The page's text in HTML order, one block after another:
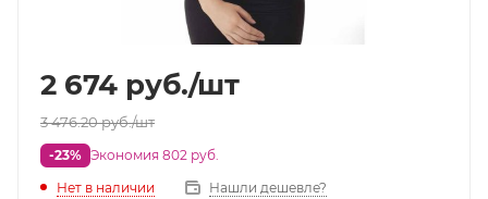
2 674 руб./шт
3 476.20руб./шт
-23% Экономия 802 руб.
Нет в наличии
Нашли дешевле?